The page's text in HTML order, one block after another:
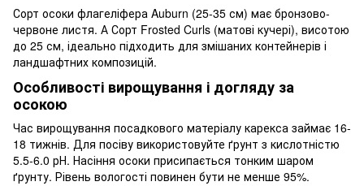
Сорт осоки флагеліфера Auburn (25-35 см) має бронзово-
червоне листя. А Сорт Frosted Curls (матові кучері), висотою
до 25 см, ідеально підходить для змішаних контейнерів і
ландшафтних композицій.
Особливості вирощування і догляду за
осокою
Час вирощування посадкового матеріалу карекса займає 16-
18 тижнів. Для посіву використовуйте ґрунт з кислотністю
5.5-6.0 рН. Насіння осоки присипається тонким шаром
ґрунту. Рівень вологості повинен бути не менше 95%.